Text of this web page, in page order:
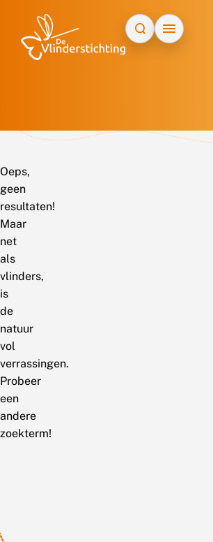
Oeps,
geen
resultaten!
Maar
net
als
vlinders,
is
de
natuur
vol
verrassingen.
Probeer
een
andere
zoekterm!